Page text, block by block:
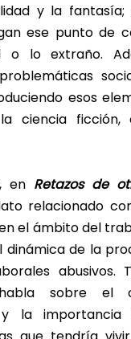
y la fantasía;
ese punto de
esos
ciencia
en Retazos de
relacionado
el ámbito del
de la
abusivos.
sobre el
y la importancia